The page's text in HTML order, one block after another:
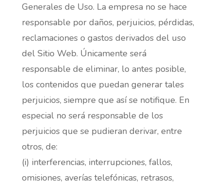
Generales de Uso. La empresa no se hace
responsable por daños, perjuicios, pérdidas,
reclamaciones o gastos derivados del uso
del Sitio Web. Únicamente será
responsable de eliminar, lo antes posible,
los contenidos que puedan generar tales
perjuicios, siempre que así se notifique. En
especial no será responsable de los
perjuicios que se pudieran derivar, entre
otros, de:
(i) interferencias, interrupciones, fallos,
omisiones, averías telefónicas, retrasos,